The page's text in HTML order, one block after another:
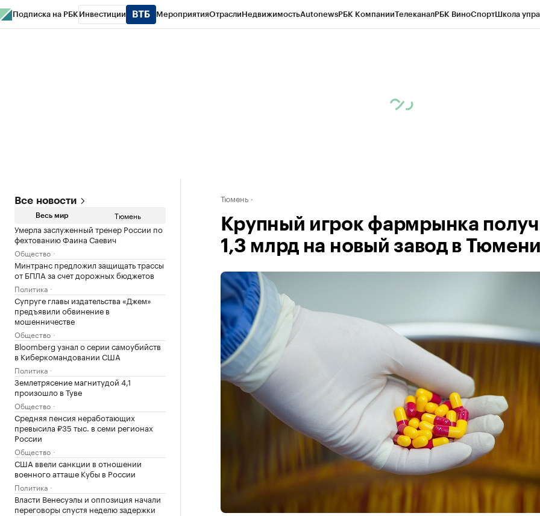
Подписка на РБК Инвестиции МероприятияОтраслиНедвижимостьAutonewsРБК КомпанииТелеканалРБК ВиноСпортШкола
Все новости
Весь мир Тюмень
Умерла заслуженный тренер России по
фехтованию Фаина Саевич
Общество
Минтранс предложил защищать трассы
от БПЛА за счет дорожных бюджетов
Политика
Супруге главы издательства «Джем»
предъявили обвинение в
мошенничестве
Общество
Bloomberg узнал о серии самоубийств
в Киберкомандовании США
Политика
Землетрясение магнитудой 4,1
произошло в Туве
Общество
Средняя пенсия неработающих
превысила ₽35 тыс. в семи регионах
России
Общество
США ввели санкции в отношении
военного атташе Кубы в России
Политика
Власти Венесуэлы и оппозиция начали
переговоры спустя неделю задержки
Тюмень
Крупный игрок фармрынка
1,3 млрд на новый завод в Тюмени